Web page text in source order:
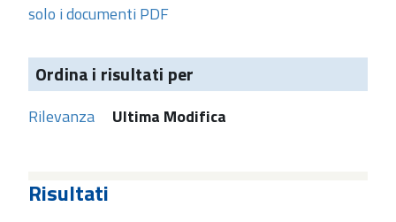
solo i documenti PDF
Ordina i risultati per
Rilevanza Ultima Modifica
Risultati